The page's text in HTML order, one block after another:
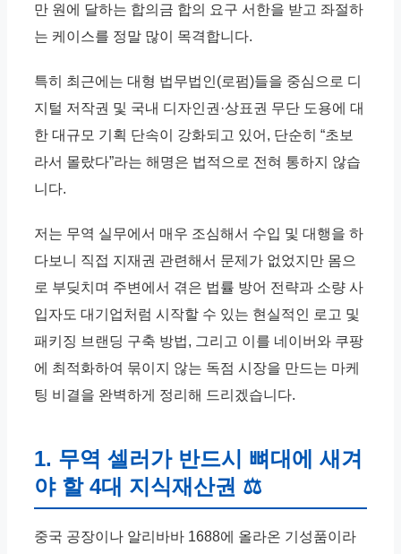
만 원에 달하는 합의금 합의 요구 서한을 받고 좌절하
는 케이스를 정말 많이 목격합니다.
특히 최근에는 대형 법무법인(로펌)들을 중심으로 디
지털 저작권 및 국내 디자인권·상표권 무단 도용에 대
한 대규모 기획 단속이 강화되고 있어, 단순히 “초보
라서 몰랐다”라는 해명은 법적으로 전혀 통하지 않습
니다.
저는 무역 실무에서 매우 조심해서 수입 및 대행을 하
다보니 직접 지재권 관련해서 문제가 없었지만 몸으
로 부딪치며 주변에서 겪은 법률 방어 전략과 소량 사
입자도 대기업처럼 시작할 수 있는 현실적인 로고 및
패키징 브랜딩 구축 방법, 그리고 이를 네이버와 쿠팡
에 최적화하여 묶이지 않는 독점 시장을 만드는 마케
팅 비결을 완벽하게 정리해 드리겠습니다.
1. 무역 셀러가 반드시 뼈대에 새겨
야 할 4대 지식재산권 ⚖
중국 공장이나 알리바바 1688에 올라온 기성품이라